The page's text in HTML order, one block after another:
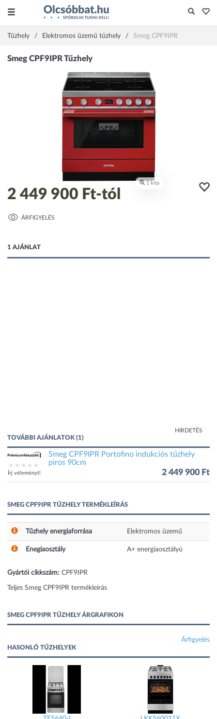
Tűzhely Elektromos üzemű tűzhely Smeg CPF9IPR
2 449 900 Ft-tól
ÁRFIGYELÉS
1 AJÁNLAT
HIRDETÉS
TOVÁBBI AJÁNLATOK (1)
Írj véleményt!
Smeg CPF9IPR Portofino indukciós tűzhely
piros 90cm
2 449 900 Ft
SMEG CPF9IPR TŰZHELY TERMÉKLEÍRÁS
Tűzhely energiaforrása Elektromos üzemű
Enegiaosztály A+ energiaosztályú
Gyártói cikkszám: CPF9IPR
Teljes Smeg CPF9IPR termékleírás
SMEG CPF9IPR TŰZHELY ÁRGRAFIKON
Árfigyelés
HASONLÓ TŰZHELYEK